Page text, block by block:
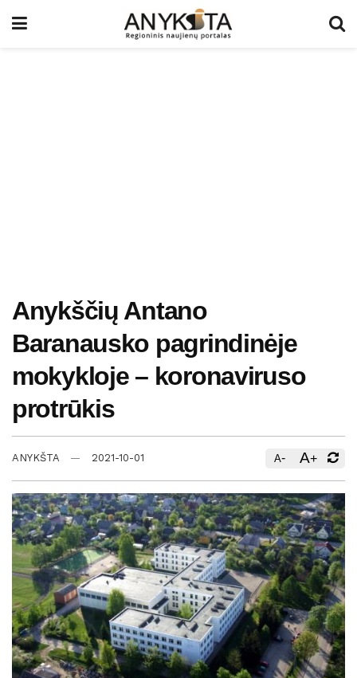
Anykščių Antano
Baranausko pagrindinėje
mokykloje – koronaviruso
protrūkis
ANYKŠTA 2021-10-01 A- A+